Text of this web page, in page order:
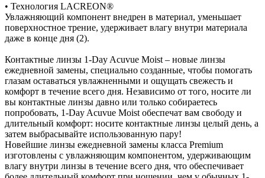
• Технология LACREON®
Увлажняющий компонент внедрен в материал, уменьшает
поверхностное трение, удерживает влагу внутри материала
даже в конце дня (2).
Контактные линзы 1-Day Acuvue Moist – новые линзы
ежедневной замены, специально созданные, чтобы помогать
глазам оставаться увлажненными и ощущать свежесть и
комфорт в течение всего дня. Независимо от того, носите ли
вы контактные линзы давно или только собираетесь
попробовать, 1-Day Acuvue Moist обеспечат вам свободу и
длительный комфорт: носите контактные линзы целый день, а
затем выбрасывайте использованную пару!
Новейшие линзы ежедневной замены класса Premium
изготовлены с увлажняющим компонентом, удерживающим
влагу внутри линзы в течение всего дня, что обеспечивает